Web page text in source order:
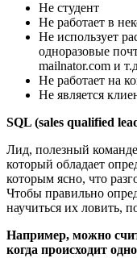
Не студент
Не работает в
Не использует
одноразовые
mailnator.com и
Не работает на
Не является
SQL (sales qualified
Лид, полезный
который обладает
которым ясно, что
Чтобы правильно
научиться их ловить,
Например, можно
когда происходит